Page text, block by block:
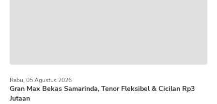
Gran Max Bekas Samarinda, Tenor Fleksibel & Cicilan Rp3
Jutaan
Rabu, 05 Agustus 2026